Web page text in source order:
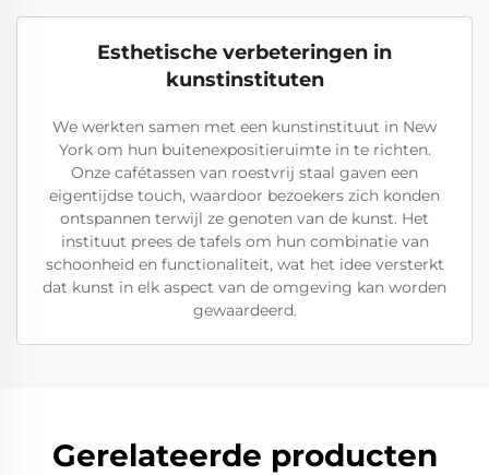
Esthetische verbeteringen in
kunstinstituten
We werkten samen met een kunstinstituut in New
York om hun buitenexpositieruimte in te richten.
Onze cafétassen van roestvrij staal gaven een
eigentijdse touch, waardoor bezoekers zich konden
ontspannen terwijl ze genoten van de kunst. Het
instituut prees de tafels om hun combinatie van
schoonheid en functionaliteit, wat het idee versterkt
dat kunst in elk aspect van de omgeving kan worden
gewaardeerd.
Gerelateerde producten